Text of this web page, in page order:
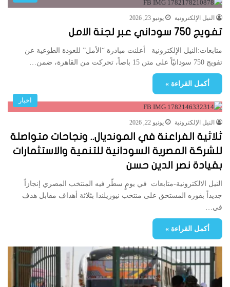
النيل الإلكترونية يونيو 23, 2026
تفويج 750 سوداني عبر لجنة الامل
متابعات:النيل الإلكترونية أعلنت مبادرة “الأمل” للعودة الطوعية عن
تفويج 750 سودانيّاً على متن 15 باصاً، تحركت من القاهرة، ضمن…
أكمل القراءة »
اخبار
النيل الإلكترونية يونيو 22, 2026
ثلاثية الفراعنة في المونديال.. ونجاحات متواصلة
للشركة المصرية السودانية للتنمية والاستثمارات
بقيادة نصر الدين حسن
النيل الالكترونية-متابعات في يومٍ سطّر فيه المنتخب المصري إنجازاً
جديداً بفوزه المستحق على منتخب نيوزيلندا بثلاثة أهداف مقابل هدف
في…
أكمل القراءة »